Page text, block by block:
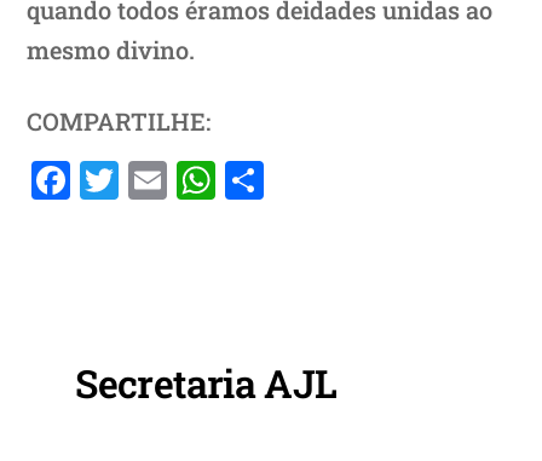
quando todos éramos deidades unidas ao
mesmo divino.
COMPARTILHE:
F
o
o
T E W
p
p
Secretaria AJL